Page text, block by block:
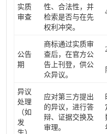
实质
审查
性、合法性，并
检索是否与在先
权利冲突。
公告
期
商标通过实质审
查后，在官方公
告上刊登，供公
众异议。
异议
处理
（如
发
应对第三方提出
的异议，进行答
辩、证据交换及
审理。